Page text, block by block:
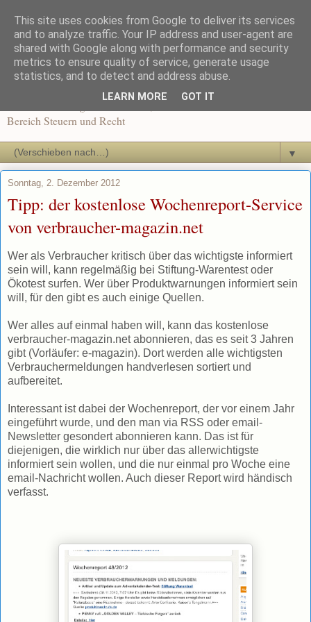
Recht und Steuern in der
Ausbildung
Bereich Steuern und Recht
▼
Sonntag, 2. Dezember 2012
Tipp: der kostenlose Wochenreport-Service
von verbraucher-magazin.net
Wer als Verbraucher kritisch über das wichtigste informiert
sein will, kann regelmäßig bei Stiftung-Warentest oder
Ökotest surfen. Wer über Produktwarnungen informiert sein
will, für den gibt es auch einige Quellen.
Wer alles auf einmal haben will, kann das kostenlose
verbraucher-magazin.net abonnieren, das es seit 3 Jahren
gibt (Vorläufer: e-magazin). Dort werden alle wichtigsten
Verbrauchermeldungen handverlesen sortiert und
aufbereitet.
Interessant ist dabei der Wochenreport, der vor einem Jahr
eingeführt wurde, und den man via RSS oder email-
Newsletter gesondert abonnieren kann. Das ist für
diejenigen, die wirklich nur über das allerwichtigste
informiert sein wollen, und die nur einmal pro Woche eine
email-Nachricht wollen. Auch dieser Report wird händisch
verfasst.
This site uses cookies from Google to deliver its services
and to analyze traffic. Your IP address and user-agent are
shared with Google along with performance and security
metrics to ensure quality of service, generate usage
statistics, and to detect and address abuse.
LEARN MORE GOT IT